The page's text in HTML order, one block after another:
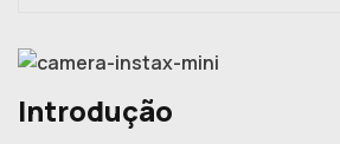
Introdução